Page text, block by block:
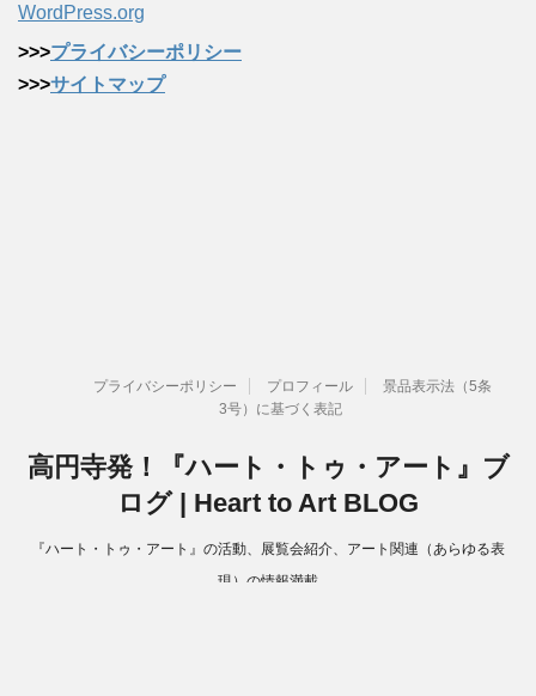
WordPress.org
>>>プライバシーポリシー
>>>サイトマップ
プライバシーポリシー プロフィール
景品表示法（5条
3号）に基づく表記
高円寺発！『ハート・トゥ・アート』ブ
ログ | Heart to Art BLOG
『ハート・トゥ・アート』の活動、展覧会紹介、アート関連（あらゆる表
現）の情報満載